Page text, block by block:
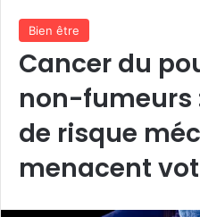
Bien être
Cancer du
non-fumeurs
de risque
menacent